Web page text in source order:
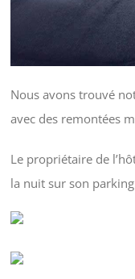
Nous avons trouvé
avec des remontées
Le propriétaire de
la nuit sur son